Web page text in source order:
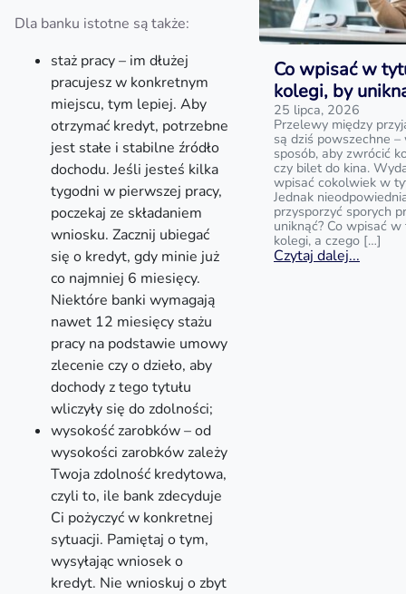
Dla banku istotne są także:
staż pracy – im dłużej
pracujesz w konkretnym
miejscu, tym lepiej. Aby
otrzymać kredyt, potrzebne
jest stałe i stabilne źródło
dochodu. Jeśli jesteś kilka
tygodni w pierwszej pracy,
poczekaj ze składaniem
wniosku. Zacznij ubiegać
się o kredyt, gdy minie już
co najmniej 6 miesięcy.
Niektóre banki wymagają
nawet 12 miesięcy stażu
pracy na podstawie umowy
zlecenie czy o dzieło, aby
dochody z tego tytułu
wliczyły się do zdolności;
wysokość zarobków – od
wysokości zarobków zależy
Twoja zdolność kredytowa,
czyli to, ile bank zdecyduje
Ci pożyczyć w konkretnej
sytuacji. Pamiętaj o tym,
wysyłając wniosek o
kredyt. Nie wnioskuj o zbyt
Co wpisać w
kolegi, by
25 lipca, 2026
Przelewy między
są dziś powszechne
sposób, aby zwrócić
czy bilet do kina.
wpisać cokolwiek w
Jednak
przysporzyć sporych
uniknąć? Co wpisać
kolegi, a czego […]
Czytaj dalej...